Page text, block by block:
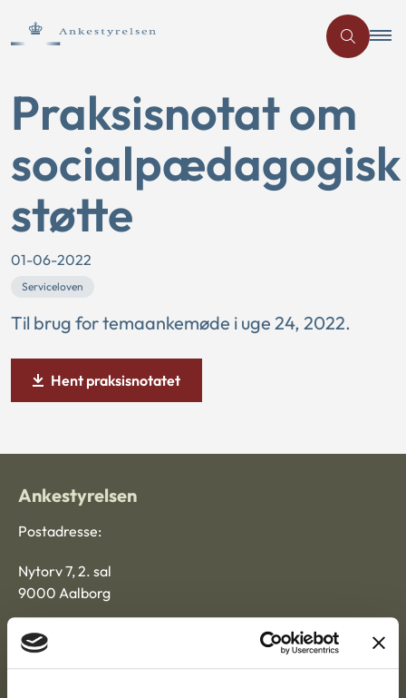
Praksisnotat om
socialpædagogisk
støtte
01-06-2022
Serviceloven
Til brug for temaankemøde i uge 24, 2022.
Hent praksisnotatet
Ankestyrelsen
Postadresse:
Nytorv 7, 2. sal
9000 Aalborg